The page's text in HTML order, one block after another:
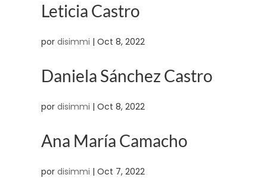
Leticia Castro
por disimmi | Oct 8, 2022
Daniela Sánchez Castro
por disimmi | Oct 8, 2022
Ana María Camacho
por disimmi | Oct 7, 2022